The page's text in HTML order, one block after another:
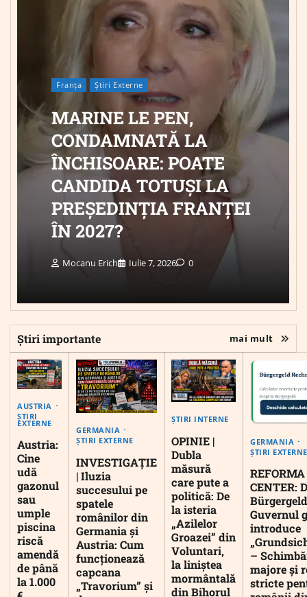
Franța Știri Externe
MARINE LE PEN,
CONDAMNATĂ LA
ÎNCHISOARE: POATE
CANDIDA TOTUȘI LA
PREȘEDINȚIA FRANȚEI
ÎN 2027?
Mocanu Erich Iulie 7, 2026 0
Știri importante mai mult
AUSTRIA
ȘTIRI
EXTERNE
Austria:
Cine
udă
gazonul
sau
umple
piscina
riscă
amendă
de până
la 1.000
GERMANIA
ȘTIRI EXTERNE
INVESTIGAȚIE
| Iluzia
succesului pe
spatele
românilor din
Germania și
Austria: Cum
funcționează
capcana
„Travorium” și
ȘTIRI INTERNE
OPINIE |
Dubla
măsură
care pute a
politică: De
la isteria
„Azilelor
Groazei” din
Voluntari,
la liniștea
mormântală
din Bihorul
GERMANIA
ȘTIRI EXTERNE
CENTER:
Guvernul
introduce
–
majore și
stricte